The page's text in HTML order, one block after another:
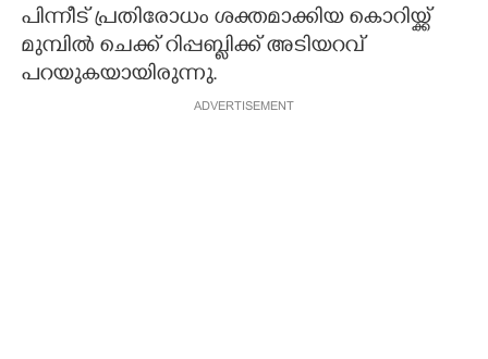
പിന്നീട് പ്രതിരോധം ശക്തമാക്കിയ കൊറിയ്ക്ക്
മുമ്പിൽ ചെക്ക് റിപ്പബ്ലിക്ക് അടിയറവ്
പറയുകയായിരുന്നു.
ADVERTISEMENT